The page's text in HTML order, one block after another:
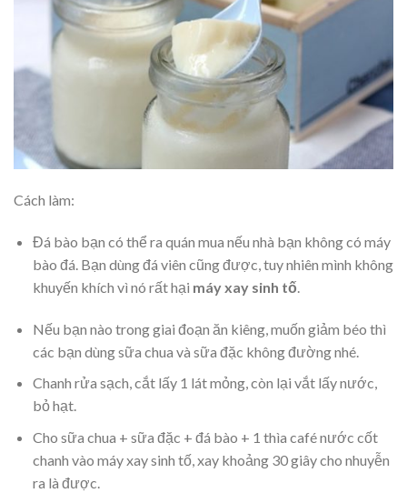
Cách làm:
Đá bào bạn có thể ra quán mua nếu nhà bạn không có máy
bào đá. Bạn dùng đá viên cũng được, tuy nhiên mình không
khuyến khích vì nó rất hại máy xay sinh tố.
Nếu bạn nào trong giai đoạn ăn kiêng, muốn giảm béo thì
các bạn dùng sữa chua và sữa đặc không đường nhé.
Chanh rửa sạch, cắt lấy 1 lát mỏng, còn lại vắt lấy nước,
bỏ hạt.
Cho sữa chua + sữa đặc + đá bào + 1 thìa café nước cốt
chanh vào máy xay sinh tố, xay khoảng 30 giây cho nhuyễn
ra là được.